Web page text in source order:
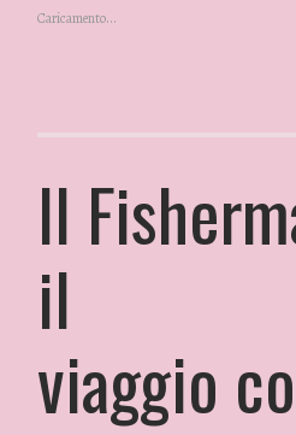
Caricamento...
Il
il
viaggio